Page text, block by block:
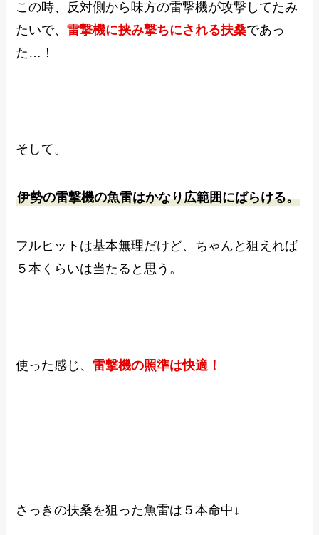
この時、反対側から味方の雷撃機が攻撃してたみ
たいで、雷撃機に挟み撃ちにされる扶桑であっ
た…！
そして。
伊勢の雷撃機の魚雷はかなり広範囲にばらける。
フルヒットは基本無理だけど、ちゃんと狙えれば
５本くらいは当たると思う。
使った感じ、雷撃機の照準は快適！
さっきの扶桑を狙った魚雷は５本命中↓